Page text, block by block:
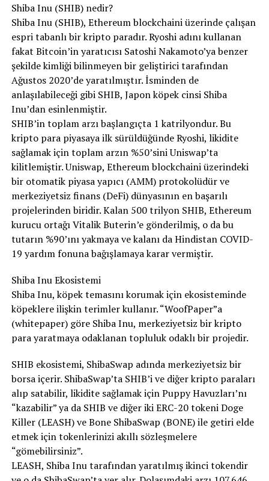
Shiba Inu (SHIB) nedir?
Shiba Inu (SHIB), Ethereum blockchaini üzerinde çalışan
espri tabanlı bir kripto paradır. Ryoshi adını kullanan
fakat Bitcoin’in yaratıcısı Satoshi Nakamoto’ya benzer
şekilde kimliği bilinmeyen bir geliştirici tarafından
Ağustos 2020’de yaratılmıştır. İsminden de
anlaşılabileceği gibi SHIB, Japon köpek cinsi Shiba
Inu’dan esinlenmiştir.
SHIB’in toplam arzı başlangıçta 1 katrilyondur. Bu
kripto para piyasaya ilk sürüldüğünde Ryoshi, likidite
sağlamak için toplam arzın %50’sini Uniswap’ta
kilitlemiştir. Uniswap, Ethereum blockchaini üzerindeki
bir otomatik piyasa yapıcı (AMM) protokolüdür ve
merkeziyetsiz finans (DeFi) dünyasının en başarılı
projelerinden biridir. Kalan 500 trilyon SHIB, Ethereum
kurucu ortağı Vitalik Buterin’e gönderilmiş, o da bu
tutarın %90’ını yakmaya ve kalanı da Hindistan COVID-
19 yardım fonuna bağışlamaya karar vermiştir.
Shiba Inu Ekosistemi
Shiba Inu, köpek temasını korumak için ekosisteminde
köpeklere ilişkin terimler kullanır. “WoofPaper”a
(whitepaper) göre Shiba Inu, merkeziyetsiz bir kripto
para yaratmaya odaklanan topluluk odaklı bir projedir.
SHIB ekosistemi, ShibaSwap adında merkeziyetsiz bir
borsa içerir. ShibaSwap’ta SHIB’i ve diğer kripto paraları
alıp satabilir, likidite sağlamak için Puppy Havuzları’nı
“kazabilir” ya da SHIB ve diğer iki ERC-20 tokeni Doge
Killer (LEASH) ve Bone ShibaSwap (BONE) ile getiri elde
etmek için tokenlerinizi akıllı sözleşmelere
“gömebilirsiniz”.
LEASH, Shiba Inu tarafından yaratılmış ikinci tokendir